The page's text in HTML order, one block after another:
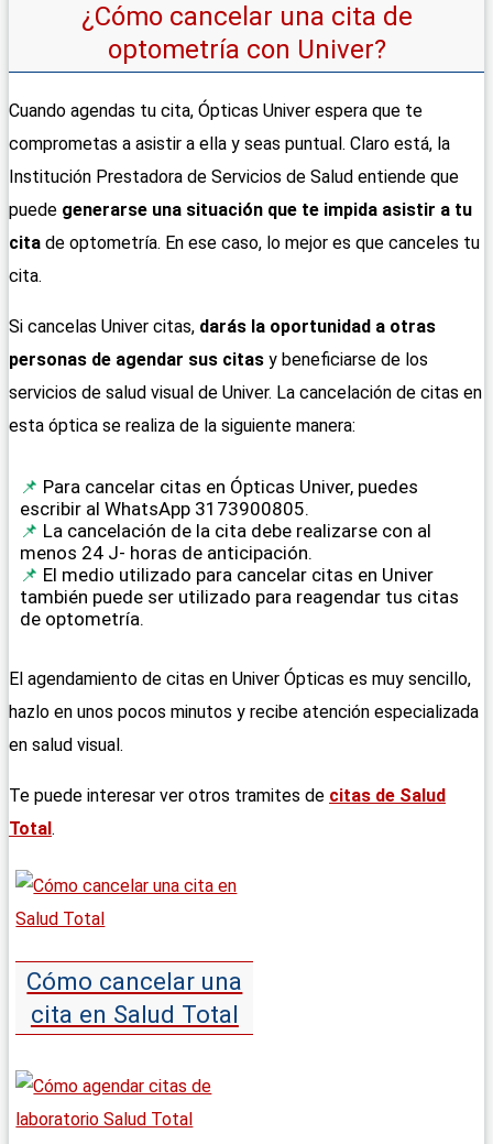
¿Cómo cancelar una cita de
optometría con Univer?
Cuando agendas tu cita, Ópticas Univer espera que te
comprometas a asistir a ella y seas puntual. Claro está, la
Institución Prestadora de Servicios de Salud entiende que
puede generarse una situación que te impida asistir a tu
cita de optometría. En ese caso, lo mejor es que canceles tu
cita.
Si cancelas Univer citas, darás la oportunidad a otras
personas de agendar sus citas y beneficiarse de los
servicios de salud visual de Univer. La cancelación de citas en
esta óptica se realiza de la siguiente manera:
Para cancelar citas en Ópticas Univer, puedes
escribir al WhatsApp 3173900805.
La cancelación de la cita debe realizarse con al
menos 24 J- horas de anticipación.
El medio utilizado para cancelar citas en Univer
también puede ser utilizado para reagendar tus citas
de optometría.
El agendamiento de citas en Univer Ópticas es muy sencillo,
hazlo en unos pocos minutos y recibe atención especializada
en salud visual.
Te puede interesar ver otros tramites de citas de Salud
Total.
Cómo cancelar una
cita en Salud Total